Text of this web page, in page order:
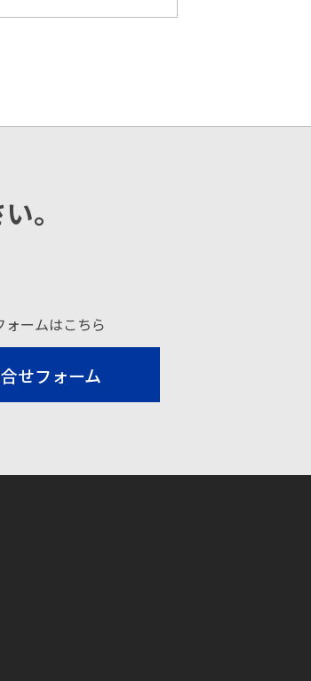
。
ォームはこちら
せフォーム